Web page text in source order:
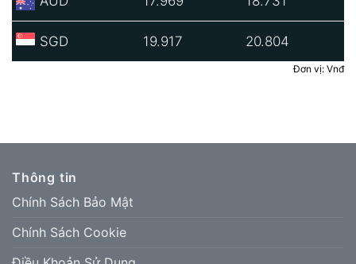
SGD 19.917 20.804
Đơn vị: Vnđ
Thông tin
Chính Sách Bảo Mật
Chính Sách Cookie